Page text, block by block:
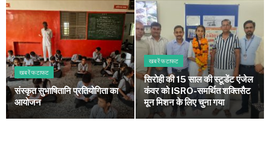
खबरें फटाफट
संस्कृत सुभाषितानि प्रतियोगिता का
आयोजन
खबरें फटाफट
सिरोही की 15 साल की स्टूडेंट एंजेल
कंवर को ISRO-समर्थित शक्तिसैट
मून मिशन के लिए चुना गया